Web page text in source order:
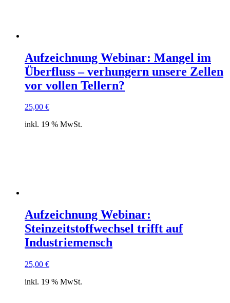
Aufzeichnung Webinar: Mangel im
Überfluss – verhungern unsere Zellen
vor vollen Tellern?
25,00 €
inkl. 19 % MwSt.
Aufzeichnung Webinar:
Steinzeitstoffwechsel trifft auf
Industriemensch
25,00 €
inkl. 19 % MwSt.